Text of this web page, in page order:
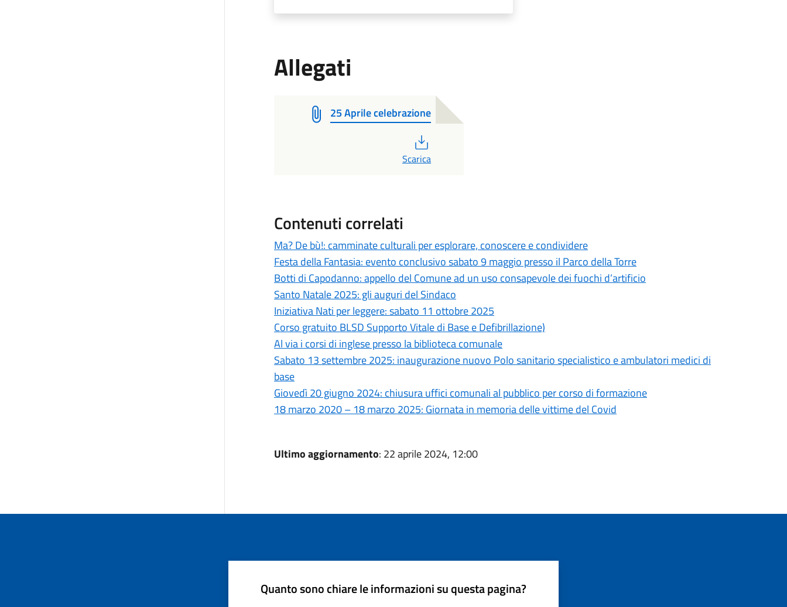
Allegati
25 Aprile celebrazione
Scarica
Contenuti correlati
Ma? De bù!: camminate culturali per esplorare, conoscere e condividere
Festa della Fantasia: evento conclusivo sabato 9 maggio presso il Parco della Torre
Botti di Capodanno: appello del Comune ad un uso consapevole dei fuochi d’artificio
Santo Natale 2025: gli auguri del Sindaco
Iniziativa Nati per leggere: sabato 11 ottobre 2025
Corso gratuito BLSD Supporto Vitale di Base e Defibrillazione)
Al via i corsi di inglese presso la biblioteca comunale
Sabato 13 settembre 2025: inaugurazione nuovo Polo sanitario specialistico e ambulatori medici di
base
Giovedì 20 giugno 2024: chiusura uffici comunali al pubblico per corso di formazione
18 marzo 2020 – 18 marzo 2025: Giornata in memoria delle vittime del Covid
Ultimo aggiornamento: 22 aprile 2024, 12:00
Quanto sono chiare le informazioni su questa pagina?